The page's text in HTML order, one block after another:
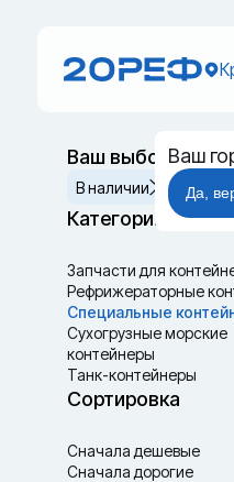
Ваш
Да,
Ваш выбор
В наличии
В пути
Категории
Запчасти для
Рефрижераторные
Специальные
Cухогрузные морские
контейнеры
Танк-контейнеры
Термоконтейнеры
Сортировка
Сначала дешевые
Сначала дорогие